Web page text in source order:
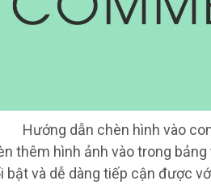
Hướng dẫn chèn hình vào
thêm hình ảnh vào trong
bật và dễ dàng tiếp cận được